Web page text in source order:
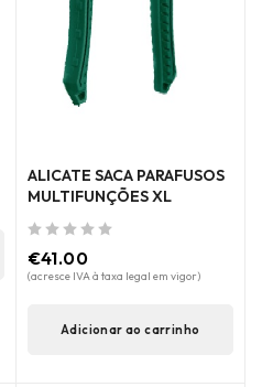
ALICATE SACA PARAFUSOS
MULTIFUNÇÕES XL
€41.00
(acresce IVA à taxa legal em vigor)
Adicionar ao carrinho